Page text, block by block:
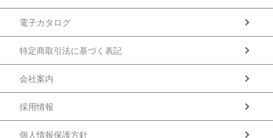
電子カタログ
特定商取引法に基づく表記
会社案内
採用情報
個人情報保護方針